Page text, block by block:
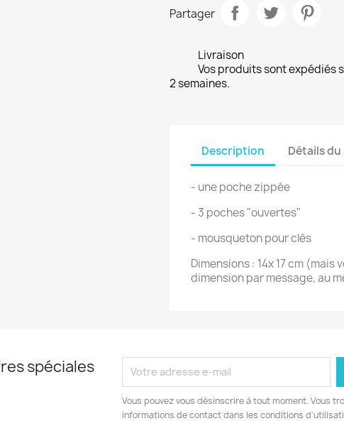
Partager
Livraison
Vos produits sont expédiés
2 semaines.
Description Détails
- une poche zippée
- 3 poches "ouvertes"
- mousqueton pour clés
Dimensions : 14x 17 cm
dimension par message, au
spéciales
Vous pouvez vous désinscrire à tout moment. Vous
informations de contact dans les conditions